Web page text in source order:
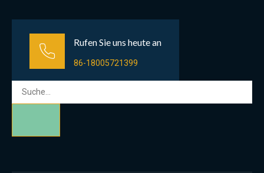
Rufen Sie uns heute an
86-18005721399